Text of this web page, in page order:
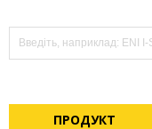
ПРОДУКТ